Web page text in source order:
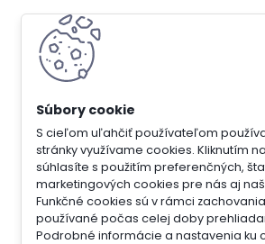
S cieľom uľahčiť používateľom
stránky využívame cookies. Kliknutím
súhlasíte s použitím preferenčných,
marketingových cookies pre nás aj
Funkčné cookies sú v rámci
používané počas celej doby
Podrobné informácie a nastavenia ku